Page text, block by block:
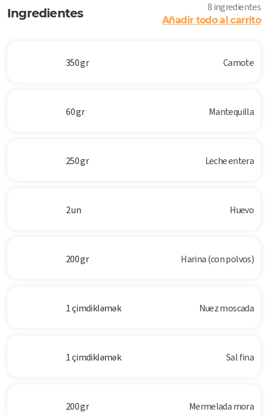
Ingredientes 8 ingredientes
Añadir todo al carrito
350 gr Camote
60 gr Mantequilla
250 gr Leche entera
2 un Huevo
200 gr Harina (con polvos)
1 çimdikləmək Nuez moscada
1 çimdikləmək Sal fina
200 gr Mermelada mora